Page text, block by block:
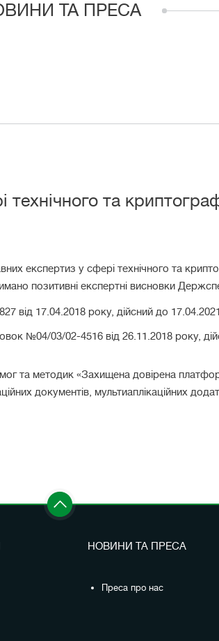
ТА ПРЕСА
та
експертиз у сфері технічного та
позитивні експертні висновки
від 17.04.2018 року, дійсний до
№04/03/02-4516 від 26.11.2018 року,
та методик «Захищена довірена
документів, мультиаплікаційних
НОВИНИ ТА ПРЕСА
Преса про нас